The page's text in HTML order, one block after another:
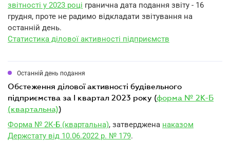
звітності у 2023 році гранична дата подання звіту - 16
грудня, проте не радимо відкладати звітування на
останній день.
Статистика ділової активності підприємств
Останній день подання
обстеження ділової активності будівельного
підприємства за I квартал 2023 року (форма № 2К-Б
(квартальна))
Форма № 2К-Б (квартальна), затверджена наказом
Держстату від 10.06.2022 р. № 179.